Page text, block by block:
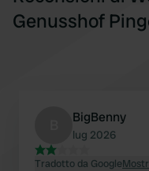
Genusshof
BigBenny
lug 2026
Tradotto da Google